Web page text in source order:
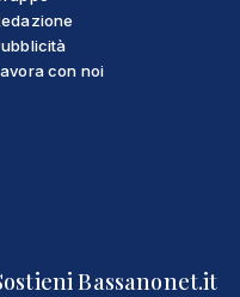
con noi
Bassanonet.it